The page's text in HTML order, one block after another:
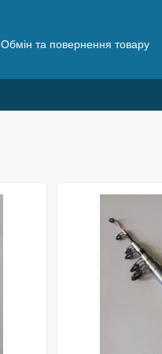
Обмін та повернення товару